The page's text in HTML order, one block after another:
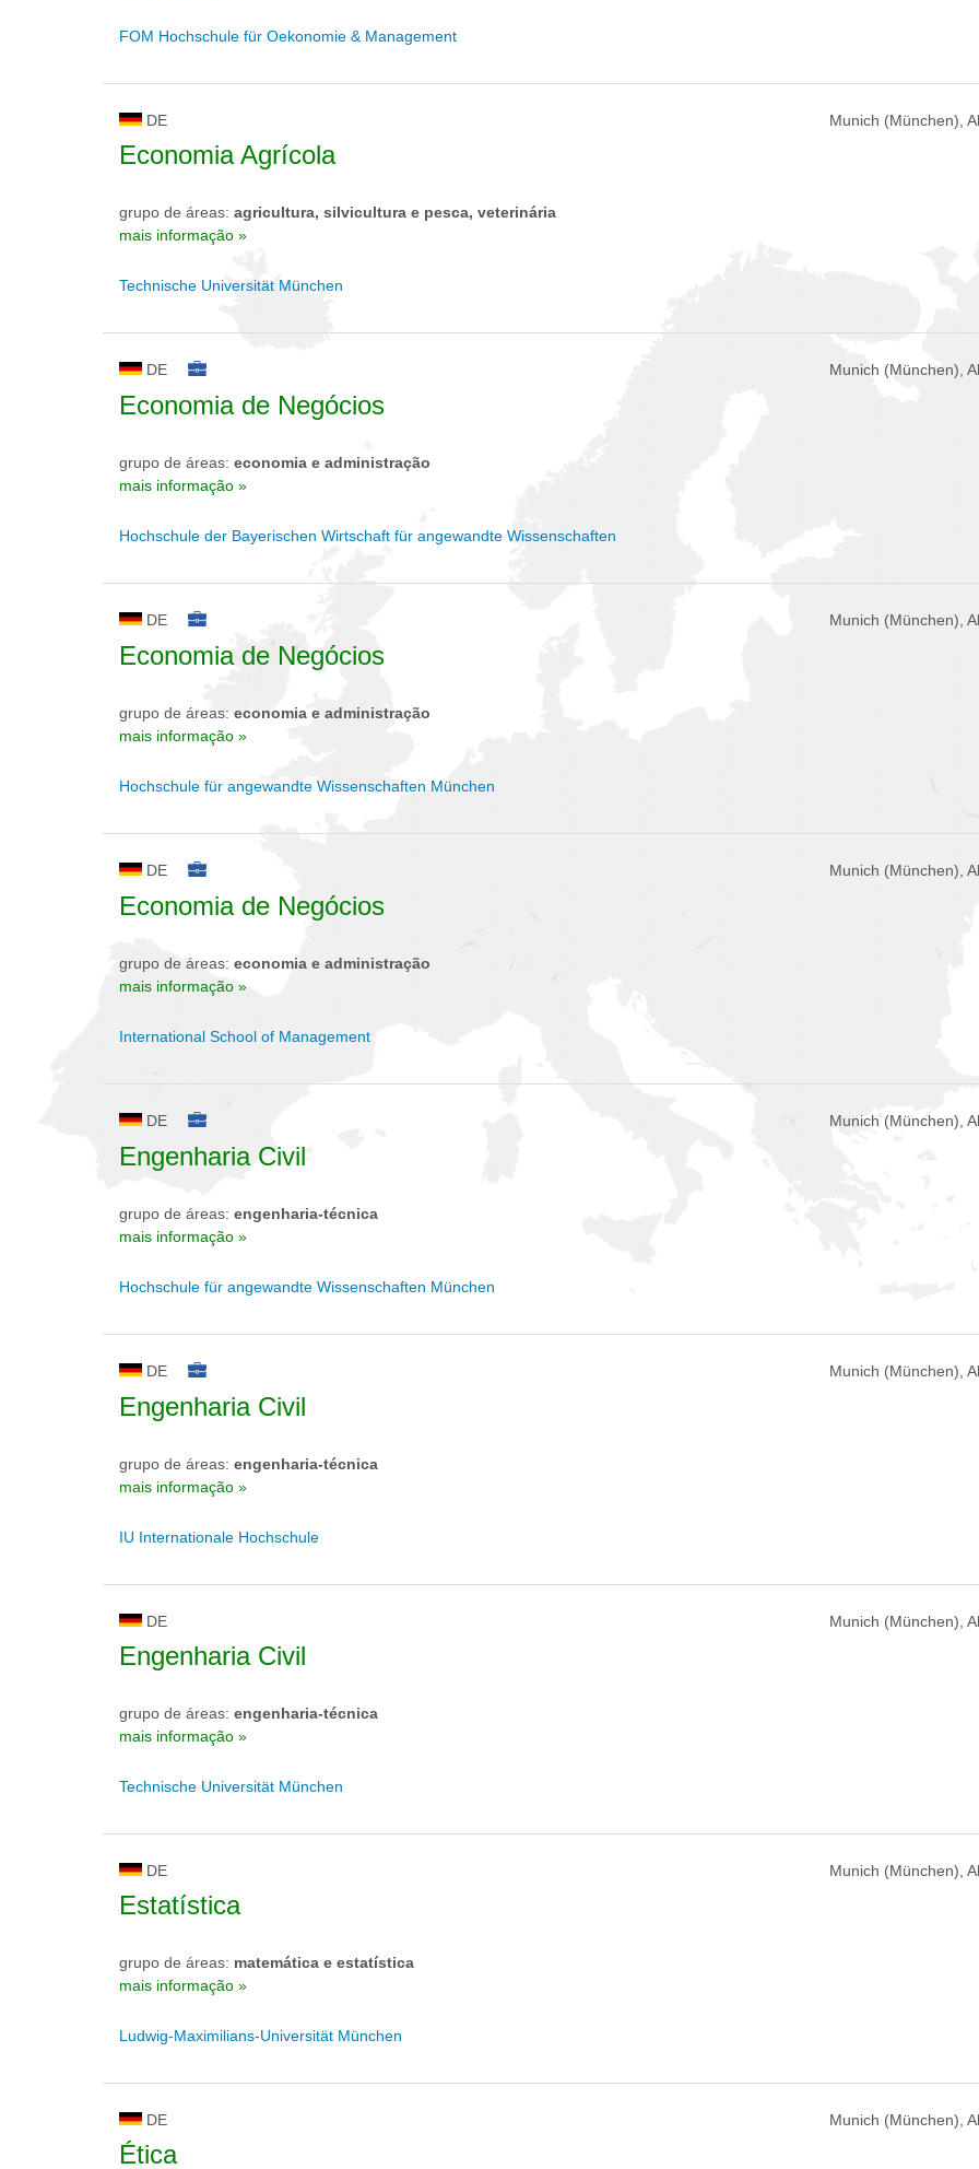
FOM Hochschule für Oekonomie & Management
DE Munich (München),
Economia Agrícola
grupo de áreas: agricultura, silvicultura e pesca, veterinária
mais informação »
Technische Universität München
DE Munich (München),
Economia de Negócios
grupo de áreas: economia e administração
mais informação »
Hochschule der Bayerischen Wirtschaft für angewandte Wissenschaften
DE Munich (München),
Economia de Negócios
grupo de áreas: economia e administração
mais informação »
Hochschule für angewandte Wissenschaften München
DE Munich (München),
Economia de Negócios
grupo de áreas: economia e administração
mais informação »
International School of Management
DE Munich (München),
Engenharia Civil
grupo de áreas: engenharia-técnica
mais informação »
Hochschule für angewandte Wissenschaften München
DE Munich (München),
Engenharia Civil
grupo de áreas: engenharia-técnica
mais informação »
IU Internationale Hochschule
DE Munich (München),
Engenharia Civil
grupo de áreas: engenharia-técnica
mais informação »
Technische Universität München
DE Munich (München),
Estatística
grupo de áreas: matemática e estatística
mais informação »
Ludwig-Maximilians-Universität München
DE Munich (München),
Ética